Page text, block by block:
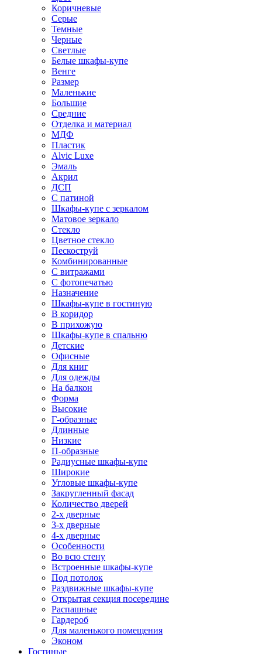
Коричневые
Серые
Темные
Черные
Светлые
Белые шкафы-купе
Венге
Размер
Маленькие
Большие
Средние
Отделка и материал
МДФ
Пластик
Alvic Luxe
Эмаль
Акрил
ДСП
С патиной
Шкафы-купе с зеркалом
Матовое зеркало
Стекло
Цветное стекло
Пескоструй
Комбинированные
С витражами
С фотопечатью
Назначение
Шкафы-купе в гостиную
В коридор
В прихожую
Шкафы-купе в спальню
Детские
Офисные
Для книг
Для одежды
На балкон
Форма
Высокие
Г-образные
Длинные
Низкие
П-образные
Радиусные шкафы-купе
Широкие
Угловые шкафы-купе
Закругленный фасад
Количество дверей
2-х дверные
3-х дверные
4-х дверные
Особенности
Во всю стену
Встроенные шкафы-купе
Под потолок
Раздвижные шкафы-купе
Открытая секция посередине
Распашные
Гардероб
Для маленького помещения
Эконом
Гостиные